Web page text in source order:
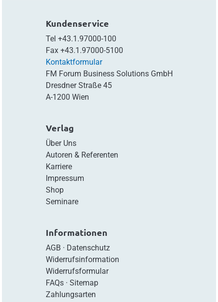
Kundenservice
Tel +43.1.97000-100
Fax +43.1.97000-5100
Kontaktformular
FM Forum Business Solutions GmbH
Dresdner Straße 45
A-1200 Wien
Verlag
Über Uns
Autoren & Referenten
Karriere
Impressum
Shop
Seminare
Informationen
AGB · Datenschutz
Widerrufsinformation
Widerrufsformular
FAQs· Sitemap
Zahlungsarten